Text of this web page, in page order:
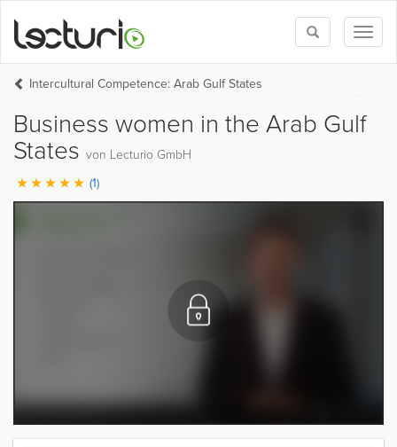
Toggle
search
Intercultural Competence: Arab Gulf States
Business women in the Arab Gulf
States von Lecturio GmbH
(1)